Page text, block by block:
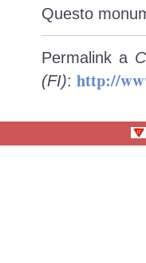
Questo
Permalink a
(FI): http://